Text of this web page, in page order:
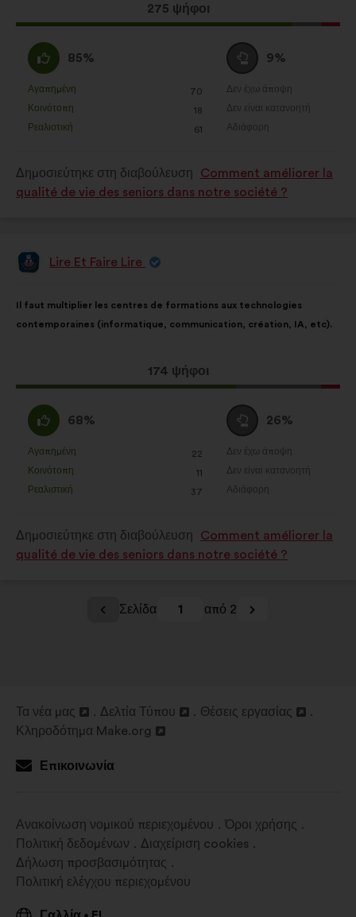
Η
πρόταση
275 ψήφοι
Συμφωνώ
:
85%
ως
εξής:
Αγαπημένη
: 70
φορές
Κοινότοπη
: 18
φορές
Ρεαλιστική
: 61
φορές
Ουδέτερη
ψήφος
:
9%
ως
εξής:
Δεν έχω άποψη
:φορές
Δεν είναι κατανοητή
:φορές
Αδιάφορη
φορές
Δημοσιεύτηκε στη διαβούλευση
Comment améliorer la
qualité de vie des seniors dans notre société ?
ΠρότασηLire Et Faire Lire
της
πρότασης:
Il faut multiplier les centres de formations aux technologies
contemporaines (informatique, communication, création, IA, etc).
Η
πρόταση
174 ψήφοι
κατανομή:
Συμφωνώ
:
68%
ως
εξής:
Αγαπημένη
: 22
φορές
Κοινότοπη
: 11
φορές
Ρεαλιστική
: 37
φορές
Ουδέτερη
ψήφος
:
26%
ως
εξής:
Δεν έχω άποψη
:φορές
Δεν είναι κατανοητή
:φορές
Αδιάφορη
φορές
Δημοσιεύτηκε στη διαβούλευση
Comment améliorer la
qualité de vie des seniors dans notre société ?
Σελίδα 1 από 2
Τα νέα μας
Άνοιγμα
νέα
Δελτία Τύπου
νέα
Θέσεις εργασίας
Άνοιγμα
Κληροδότημα Make.org
Άνοιγμα
σε
Επικοινωνία
Ανακοίνωση νομικού περιεχομένου
Όροι χρήσης
Πολιτική δεδομένων
Διαχείριση cookies
Δήλωση προσβασιμότητας
Πολιτική ελέγχου περιεχομένου
•